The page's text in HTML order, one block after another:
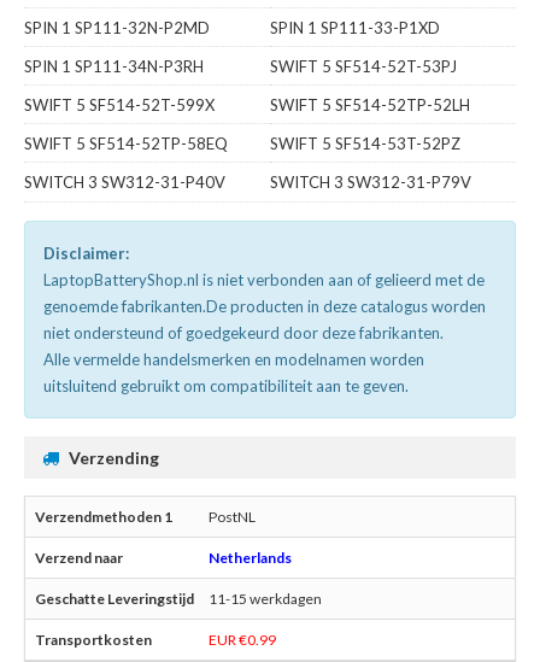
SPIN 1 SP111-32N-P2MD
SPIN 1 SP111-33-P1XD
SPIN 1 SP111-34N-P3RH
SWIFT 5 SF514-52T-53PJ
SWIFT 5 SF514-52T-599X
SWIFT 5 SF514-52TP-52LH
SWIFT 5 SF514-52TP-58EQ
SWIFT 5 SF514-53T-52PZ
SWITCH 3 SW312-31-P40V
SWITCH 3 SW312-31-P79V
Disclaimer:
LaptopBatteryShop.nl is niet verbonden aan of gelieerd met de
genoemde fabrikanten.De producten in deze catalogus worden
niet ondersteund of goedgekeurd door deze fabrikanten.
Alle vermelde handelsmerken en modelnamen worden
uitsluitend gebruikt om compatibiliteit aan te geven.
Verzending
PostNL
Netherlands
11-15 werkdagen
EUR €0.99